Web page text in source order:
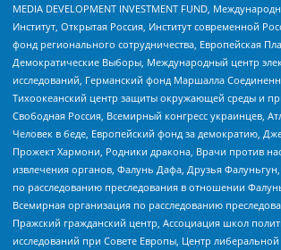
MEDIA DEVELOPMENT INVESTMENT FUND,
Институт, Открытая Россия, Институт современной
фонд регионального сотрудничества, Европейская
Демократические Выборы, Международный центр
исследований, Германский фонд Маршалла
Тихоокеанский центр защиты окружающей среды и
Свободная Россия, Всемирный конгресс украинцев,
Человек в беде, Европейский фонд за демократию,
Прожект Хармони, Родники дракона, Врачи против
извлечения органов, Фалунь Дафа, Друзья
по расследованию преследования в отношении
Всемирная организация по расследованию
Пражский гражданский центр, Ассоциация школ
исследований при Совете Европы, Центр либеральной